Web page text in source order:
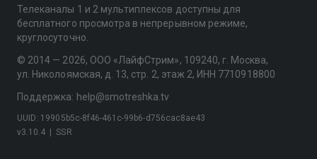
Телеканалы 1 и 2 мультиплексов доступны для
бесплатного просмотра в непрерывном режиме,
круглосуточно.
© 2014 — 2026, ООО «ЛайфСтрим», 109240, г. Москва,
ул. Николоямская, д. 13, стр. 2, этаж 2, ИНН 7710918800
Поддержка: help@smotreshka.tv
v3.10.4 SSR
UUID: 19905b5c-8f46-461c-99b6-d756cac8ae43